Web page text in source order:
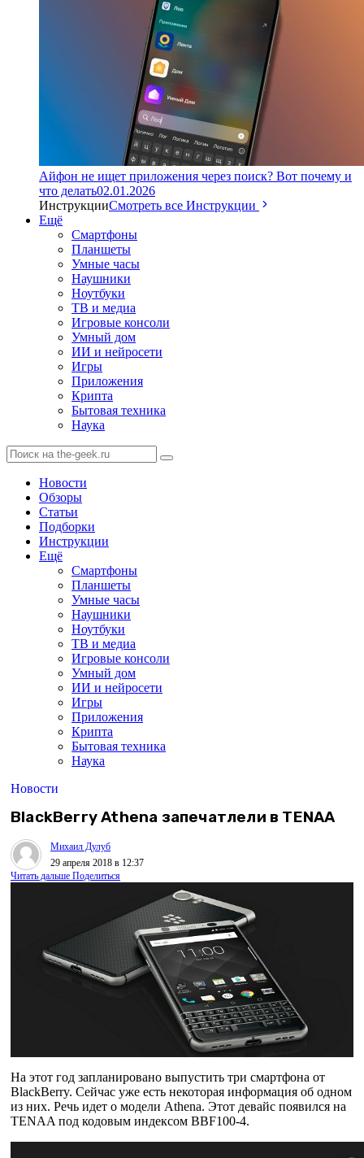
Айфон не ищет приложения через поиск? Вот почему и
что делать02.01.2026
ИнструкцииСмотреть все Инструкции
Ещё
Смартфоны
Планшеты
Умные часы
Наушники
Ноутбуки
ТВ и медиа
Игровые консоли
Умный дом
ИИ и нейросети
Игры
Приложения
Крипта
Бытовая техника
Наука
Новости
Обзоры
Статьи
Подборки
Инструкции
Ещё
Смартфоны
Планшеты
Умные часы
Наушники
Ноутбуки
ТВ и медиа
Игровые консоли
Умный дом
ИИ и нейросети
Игры
Приложения
Крипта
Бытовая техника
Наука
Новости
BlackBerry Athena запечатлели в TENAA
Михаил Дулуб
29 апреля 2018 в 12:37
Читать дальше Поделиться
На этот год запланировано выпустить три смартфона от
BlackBerry. Сейчас уже есть некоторая информация об одном
из них. Речь идет о модели Athena. Этот девайс появился на
TENAA под кодовым индексом BBF100-4.